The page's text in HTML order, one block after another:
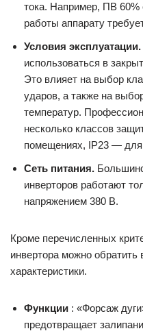
тока. Например, ПВ 60%
работы аппарату
Условия эксплуатации.
использоваться в
Это влияет на выбор
ударов, а также на
температур.
несколько классов
помещениях, IP23 —
Сеть питания.
инверторов работают
напряжением 380 В.
Кроме перечисленных
инвертора можно
характеристики.
Функции : «Форсаж
предотвращает